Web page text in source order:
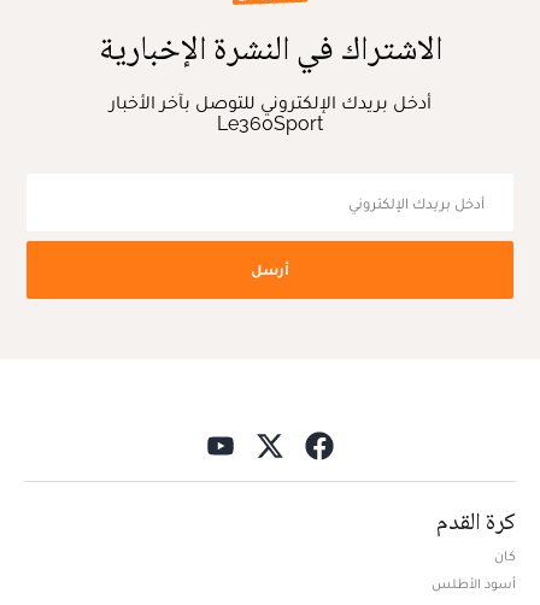
الاشتراك في النشرة الإخبارية
أدخل بريدك الإلكتروني للتوصل بآخر الأخبار
Le360Sport
أرسل
كرة القدم
كان
أسود الأطلس